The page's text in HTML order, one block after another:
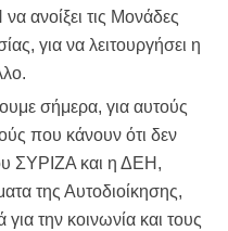
ανοίξει τις Μονάδες
για να λειτουργήσει η
σήμερα, για αυτούς
που κάνουν ότι δεν
ΣΥΡΙΖΑ και η ΔΕΗ,
της Αυτοδιοίκησης,
την κοινωνία και τους